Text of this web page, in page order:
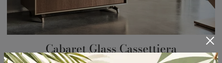
Cabaret Glass Cassettiera